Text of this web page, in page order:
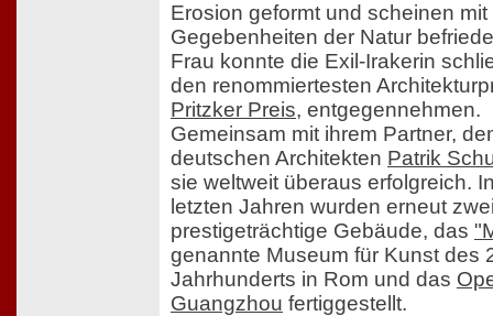
Erosion geformt und scheinen mit
Gegebenheiten der Natur
Frau konnte die Exil-Irakerin
den renommiertesten
Pritzker Preis, entgegennehmen.
Gemeinsam mit ihrem Partner,
deutschen Architekten Patrik
sie weltweit überaus erfolgreich.
letzten Jahren wurden erneut
prestigeträchtige Gebäude, das
genannte Museum für Kunst des
Jahrhunderts in Rom und das
Guangzhou fertiggestellt.